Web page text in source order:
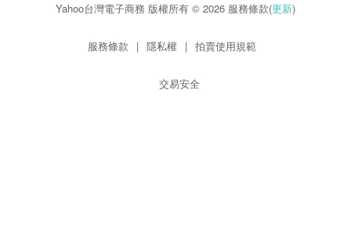
Yahoo台灣電子商務 版權所有 © 2026 服務條款(更新)
服務條款 | 隱私權 | 拍賣使用規範
交易安全